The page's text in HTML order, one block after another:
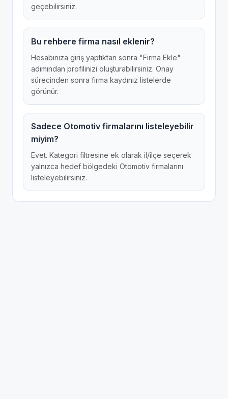
geçebilirsiniz.
Bu rehbere firma nasıl eklenir?
Hesabınıza giriş yaptıktan sonra "Firma Ekle"
adımından profilinizi oluşturabilirsiniz. Onay
sürecinden sonra firma kaydınız listelerde
görünür.
Sadece Otomotiv firmalarını listeleyebilir
miyim?
Evet. Kategori filtresine ek olarak il/ilçe seçerek
yalnızca hedef bölgedeki Otomotiv firmalarını
listeleyebilirsiniz.